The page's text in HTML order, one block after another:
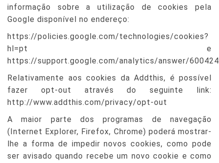
informação sobre a utilização de cookies pela
Google disponível no endereço:
https://policies.google.com/technologies/cookies?
hl=pt e
https://support.google.com/analytics/answer/
Relativamente aos cookies da Addthis, é possível
fazer opt-out através do seguinte link:
http://www.addthis.com/privacy/opt-out
A maior parte dos programas de navegação
(Internet Explorer, Firefox, Chrome) poderá mostrar-
lhe a forma de impedir novos cookies, como pode
ser avisado quando recebe um novo cookie e como